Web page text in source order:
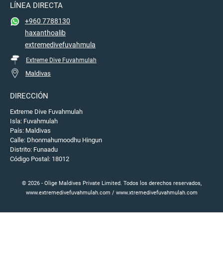
LÍNEA DIRECTA
+960 7788130
haxanthoalib
extremedivefuvahmula
Extreme Dive Fuvahmulah
Maldivas
DIRECCIÓN
Extreme Dive Fuvahmulah
Isla: Fuvahmulah
País: Maldivas
Calle: Dhonmahumoodhu Hingun
Distrito: Funaadu
Código Postal: 18012
© 2026 - Olige Maldives Private Limited. Todos los derechos reservados,
www.extremedivefuvahmulah.com / www.xtremedivefuvahmulah.com